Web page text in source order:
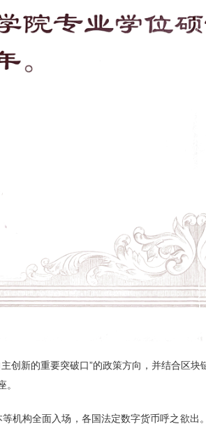
创新的重要突破口”的政策方向，并结合区
机构全面入场，各国法定数字货币呼之欲